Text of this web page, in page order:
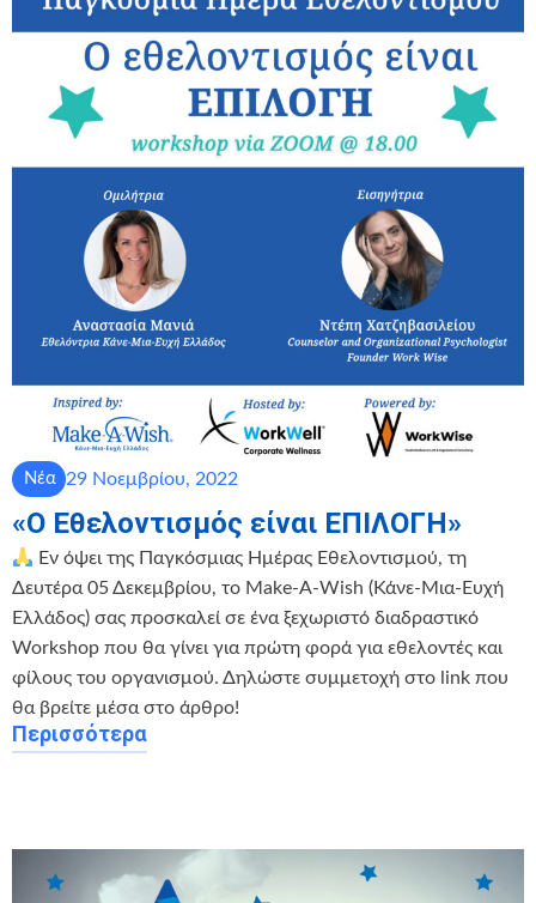
Νέα 29 Νοεμβρίου, 2022
«Ο Εθελοντισμός είναι ΕΠΙΛΟΓΗ»
Εν όψει της Παγκόσμιας Ημέρας Εθελοντισμού, τη
Δευτέρα 05 Δεκεμβρίου, το Make-A-Wish (Κάνε-Μια-Ευχή
Ελλάδος) σας προσκαλεί σε ένα ξεχωριστό διαδραστικό
Workshop που θα γίνει για πρώτη φορά για εθελοντές και
φίλους του οργανισμού. Δηλώστε συμμετοχή στο link που
θα βρείτε μέσα στο άρθρο!
Περισσότερα